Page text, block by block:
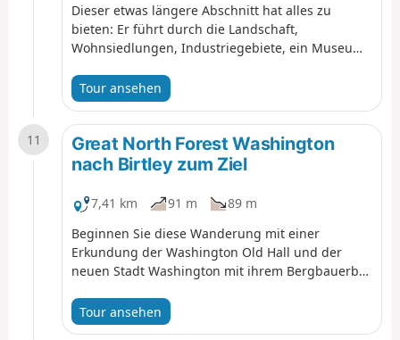
Dieser etwas längere Abschnitt hat alles zu
bieten: Er führt durch die Landschaft,
Wohnsiedlungen, Industriegebiete, ein Museum,
Dieser Abschnitt schlängelt sich durch
Washington New Town, und obwohl Sie an vielen
Industriegebieten und neuen Häusern
vorbeikommen, sehen Sie auch Zeugnisse der
Dörfer, die lange vor der neuen Stadt existierten.
Tour ansehen
11
Great North Forest Washington
nach Birtley zum Ziel
7,41 km 91 m
89 m
Beginnen Sie diese Wanderung mit einer
Erkundung der Washington Old Hall und der
neuen Stadt Washington mit ihrem Bergbauerbe
Sie über Felder entlang des Bowes Railway Path
nach Birtley wandern.
Tour ansehen